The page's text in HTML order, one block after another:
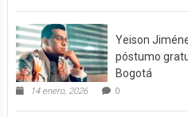
Yeison
póstumo
Bogotá
14 enero, 2026 0